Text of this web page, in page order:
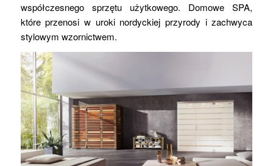
współczesnego sprzętu użytkowego. Domowe SPA,
które przenosi w uroki nordyckiej przyrody i zachwyca
stylowym wzornictwem.